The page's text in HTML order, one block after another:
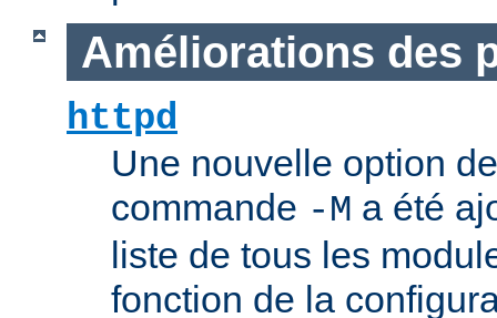
Améliorations des
httpd
Une nouvelle option
commande -M a été
liste de tous les
fonction de la